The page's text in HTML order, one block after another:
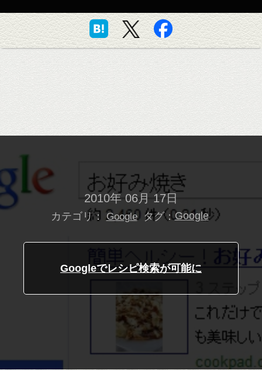
2010年 06月 17日
カテゴリ： Google タグ：Google
Googleでレシピ検索が可能に